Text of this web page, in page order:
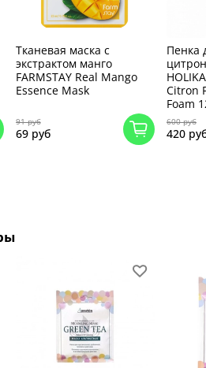
Тканевая маска с
экстрактом манго
FARMSTAY Real Mango
Essence Mask
91 руб
69 руб
Пенка
Citron
Foam
600 руб
420